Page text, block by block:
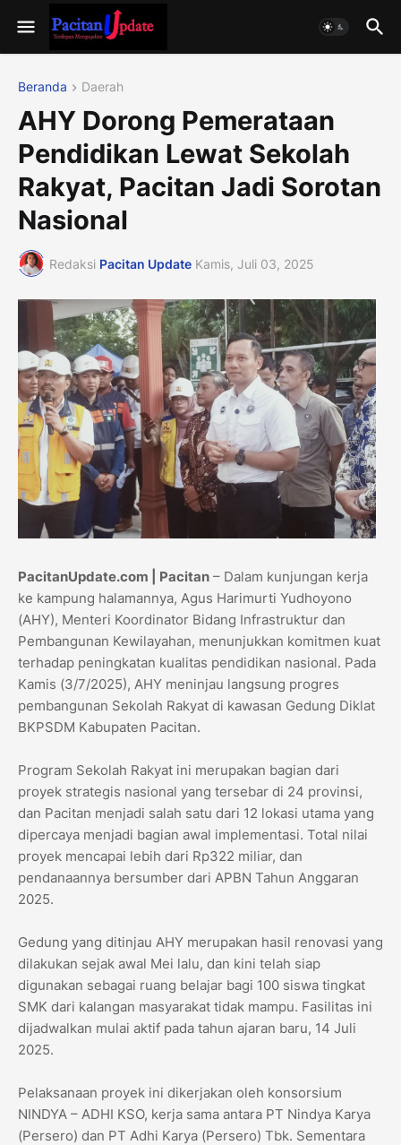
Beranda Daerah
AHY Dorong Pemerataan
Pendidikan Lewat Sekolah
Rakyat, Pacitan Jadi Sorotan
Nasional
Redaksi Pacitan Update Kamis, Juli 03, 2025
PacitanUpdate.com | Pacitan – Dalam kunjungan kerja
ke kampung halamannya, Agus Harimurti Yudhoyono
(AHY), Menteri Koordinator Bidang Infrastruktur dan
Pembangunan Kewilayahan, menunjukkan komitmen kuat
terhadap peningkatan kualitas pendidikan nasional. Pada
Kamis (3/7/2025), AHY meninjau langsung progres
pembangunan Sekolah Rakyat di kawasan Gedung Diklat
BKPSDM Kabupaten Pacitan.
Program Sekolah Rakyat ini merupakan bagian dari
proyek strategis nasional yang tersebar di 24 provinsi,
dan Pacitan menjadi salah satu dari 12 lokasi utama yang
dipercaya menjadi bagian awal implementasi. Total nilai
proyek mencapai lebih dari Rp322 miliar, dan
pendanaannya bersumber dari APBN Tahun Anggaran
2025.
Gedung yang ditinjau AHY merupakan hasil renovasi yang
dilakukan sejak awal Mei lalu, dan kini telah siap
digunakan sebagai ruang belajar bagi 100 siswa tingkat
SMK dari kalangan masyarakat tidak mampu. Fasilitas ini
dijadwalkan mulai aktif pada tahun ajaran baru, 14 Juli
2025.
Pelaksanaan proyek ini dikerjakan oleh konsorsium
NINDYA – ADHI KSO, kerja sama antara PT Nindya Karya
(Persero) dan PT Adhi Karya (Persero) Tbk. Sementara